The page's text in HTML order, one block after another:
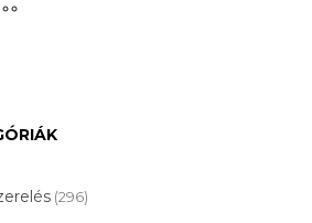
(296)